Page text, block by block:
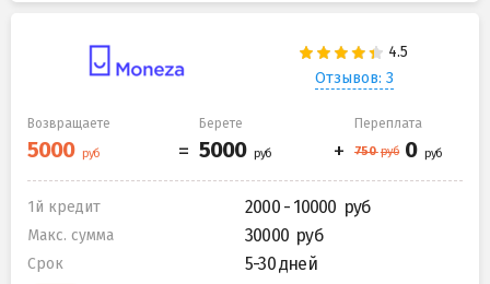
Отзывов: 3
Возвращаете Берете Переплата
1й кредит 2000 - 10000
Макс. сумма 30000
Срок 5-30 дней